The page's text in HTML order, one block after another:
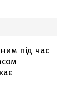
під час